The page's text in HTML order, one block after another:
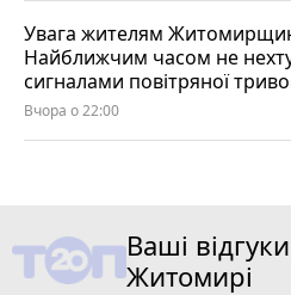
Увага жителям
Найближчим часом не
сигналами повітряної
Вчора о 22:00
Ваші
Житомирі